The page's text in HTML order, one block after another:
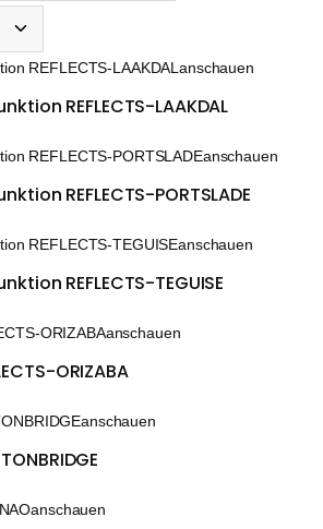
anschauen
REFLECTS-LAAKDAL
anschauen
REFLECTS-PORTSLADE
anschauen
REFLECTS-TEGUISE
anschauen
ORIZABA
anschauen
anschauen